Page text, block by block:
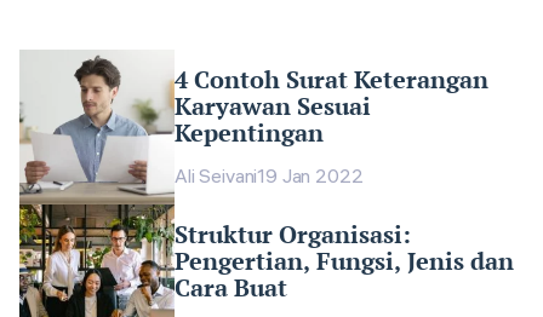
4 Contoh Surat Keterangan
Karyawan Sesuai
Kepentingan
Ali Seivani19 Jan 2022
Struktur Organisasi:
Pengertian, Fungsi, Jenis dan
Cara Buat